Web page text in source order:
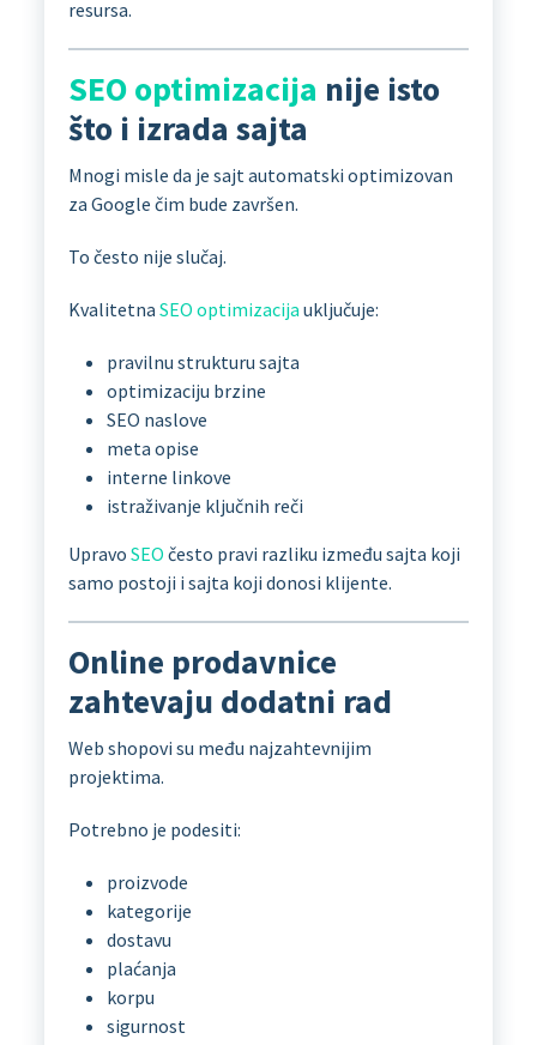
resursa.
SEO optimizacija nije isto
što i izrada sajta
Mnogi misle da je sajt automatski optimizovan
za Google čim bude završen.
To često nije slučaj.
Kvalitetna SEO optimizacija uključuje:
pravilnu strukturu sajta
optimizaciju brzine
SEO naslove
meta opise
interne linkove
istraživanje ključnih reči
Upravo SEO često pravi razliku između sajta koji
samo postoji i sajta koji donosi klijente.
Online prodavnice
zahtevaju dodatni rad
Web shopovi su među najzahtevnijim
projektima.
Potrebno je podesiti:
proizvode
kategorije
dostavu
plaćanja
korpu
sigurnost